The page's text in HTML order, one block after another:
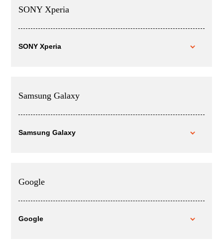
SONY Xperia
SONY Xperia
Samsung Galaxy
Samsung Galaxy
Google
Google